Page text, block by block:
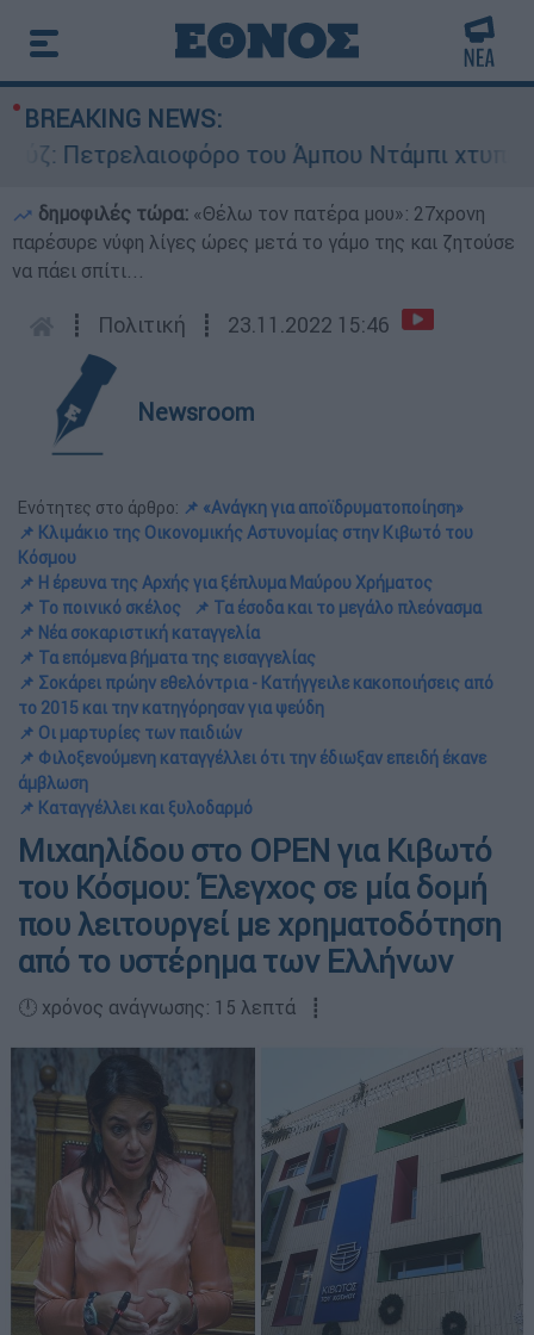
BREAKING NEWS:
του Άμπου Ντάμπι χτυπήθηκε από
δημοφιλές τώρα: «Θέλω τον πατέρα μου»: 27χρονη
παρέσυρε νύφη λίγες ώρες μετά το γάμο της και ζητούσε
να πάει σπίτι...
┋ Πολιτική ┋ 23.11.2022 15:46
Newsroom
Ενότητες στο άρθρο: 📌 «Ανάγκη για αποϊδρυματοποίηση»
📌 Κλιμάκιο της Οικονομικής Αστυνομίας στην Κιβωτό του
Κόσμου
📌 Η έρευνα της Αρχής για ξέπλυμα Μαύρου Χρήματος
📌 Το ποινικό σκέλος
📌 Τα έσοδα και το μεγάλο πλεόνασμα
📌 Νέα σοκαριστική καταγγελία
📌 Τα επόμενα βήματα της εισαγγελίας
📌 Σοκάρει πρώην εθελόντρια - Κατήγγειλε κακοποιήσεις από
το 2015 και την κατηγόρησαν για ψεύδη
📌 Οι μαρτυρίες των παιδιών
📌 Φιλοξενούμενη καταγγέλλει ότι την έδιωξαν επειδή έκανε
άμβλωση
📌 Καταγγέλλει και ξυλοδαρμό
Μιχαηλίδου στο OPEN για Κιβωτό
του Κόσμου: Έλεγχος σε μία δομή
που λειτουργεί με χρηματοδότηση
από το υστέρημα των Ελλήνων
🕛 χρόνος ανάγνωσης: 15 λεπτά ┋